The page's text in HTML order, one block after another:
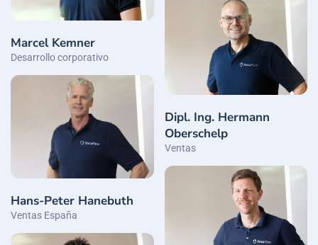
Marcel Kemner
Desarrollo corporativo
Dipl. Ing. Hermann
Oberschelp
Ventas
Hans-Peter Hanebuth
Ventas España